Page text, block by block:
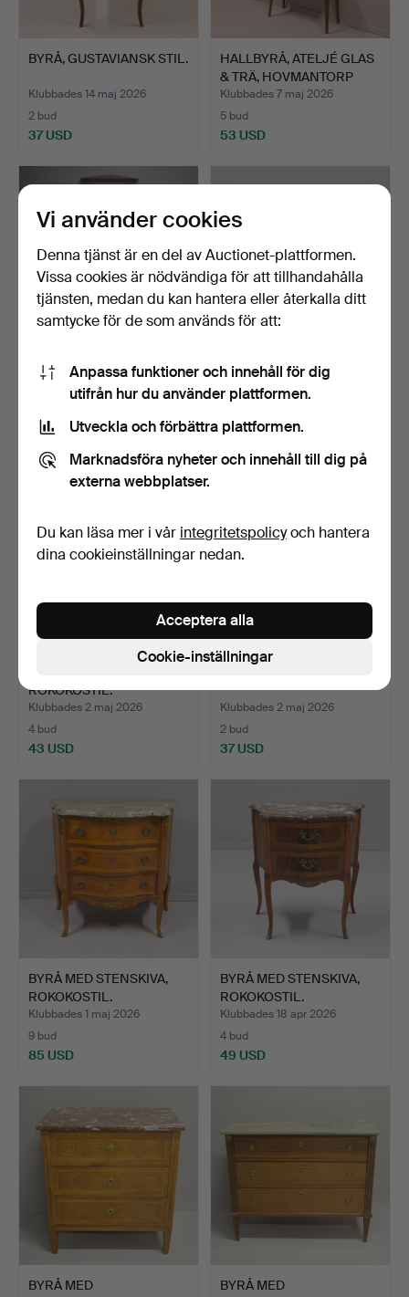
BYRÅ, GUSTAVIANSK STIL.
Klubbades 14 maj 2026
2 bud
37 USD
HALLBYRÅ, ATELJÉ GLAS
& TRÄ, HOVMANTORP
SA…
Klubbades 7 maj 2026
5 bud
53 USD
BYRÅ OCH SPEGEL,
SENEMPIRE.
Klubbades 5 maj 2026
9 bud
BYRÅ MED STENSKIVA,
GUSTAVIANSK STIL.
Klubbades 2 maj 2026
11 bud
ROKOKOSTIL.
Klubbades 2 maj 2026
4 bud
43 USD
Klubbades 2 maj 2026
2 bud
37 USD
BYRÅ MED STENSKIVA,
ROKOKOSTIL.
Klubbades 1 maj 2026
9 bud
85 USD
BYRÅ MED STENSKIVA,
ROKOKOSTIL.
Klubbades 18 apr 2026
4 bud
49 USD
BYRÅ MED
BYRÅ MED
Vi använder cookies
Denna tjänst är en del av Auctionet-plattformen.
Vissa cookies är nödvändiga för att tillhandahålla
tjänsten, medan du kan hantera eller återkalla ditt
samtycke för de som används för att:
Anpassa funktioner och innehåll för dig
utifrån hur du använder plattformen.
Utveckla och förbättra plattformen.
Marknadsföra nyheter och innehåll till dig på
externa webbplatser.
Du kan läsa mer i vår integritetspolicyoch hantera
dina cookieinställningar nedan.
Cookie-inställningar
Acceptera alla